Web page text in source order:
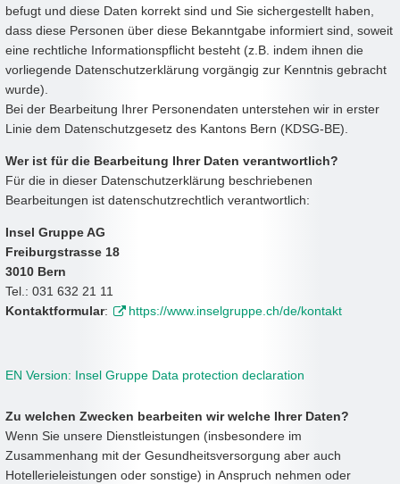
befugt und diese Daten korrekt sind und Sie sichergestellt haben,
dass diese Personen über diese Bekanntgabe informiert sind, soweit
eine rechtliche Informationspflicht besteht (z.B. indem ihnen die
vorliegende Datenschutzerklärung vorgängig zur Kenntnis gebracht
wurde).
Bei der Bearbeitung Ihrer Personendaten unterstehen wir in erster
Linie dem Datenschutzgesetz des Kantons Bern (KDSG-BE).
Wer ist für die Bearbeitung Ihrer Daten verantwortlich?
Für die in dieser Datenschutzerklärung beschriebenen
Bearbeitungen ist datenschutzrechtlich verantwortlich:
Insel Gruppe AG
Freiburgstrasse 18
3010 Bern
Tel.: 031 632 21 11
Kontaktformular: https://www.inselgruppe.ch/de/kontakt
EN Version: Insel Gruppe Data protection declaration
Zu welchen Zwecken bearbeiten wir welche Ihrer Daten?
Wenn Sie unsere Dienstleistungen (insbesondere im
Zusammenhang mit der Gesundheitsversorgung aber auch
Hotellerieleistungen oder sonstige) in Anspruch nehmen oder